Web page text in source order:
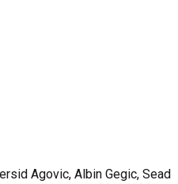
Agovic, Albin Gegic, Sead